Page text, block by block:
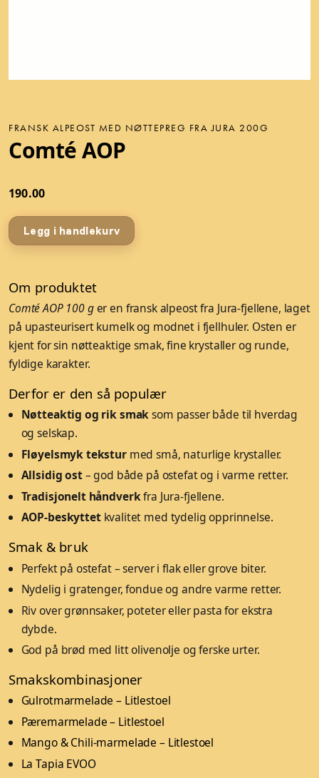
FRANSK ALPEOST MED NØTTEPREG FRA JURA 200G
Comté AOP
190.00
Legg i handlekurv
Om produktet
Comté AOP 100 ger en fransk alpeost fra Jura-fjellene, laget
på upasteurisert kumelk og modnet i fjellhuler. Osten er
kjent for sin nøtteaktige smak, fine krystaller og runde,
fyldige karakter.
Derfor er den så populær
Nøtteaktig og rik smaksom passer både til hverdag
og selskap.
Fløyelsmyk teksturmed små, naturlige krystaller.
Allsidig ost– god både på ostefat og i varme retter.
Tradisjonelt håndverkfra Jura-fjellene.
AOP-beskyttetkvalitet med tydelig opprinnelse.
Smak & bruk
Perfekt på ostefat – server i flak eller grove biter.
Nydelig i gratenger, fondue og andre varme retter.
Riv over grønnsaker, poteter eller pasta for ekstra
dybde.
God på brød med litt olivenolje og ferske urter.
Smakskombinasjoner
Gulrotmarmelade – Litlestoel
Pæremarmelade – Litlestoel
Mango & Chili-marmelade – Litlestoel
La Tapia EVOO